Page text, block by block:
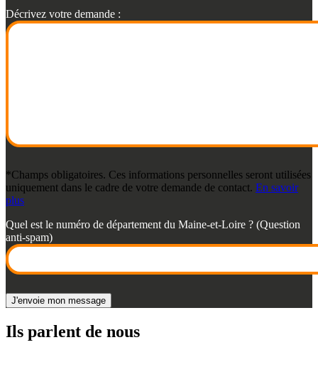
Décrivez votre demande :
*Champs obligatoires. Ces informations personnelles seront utilisées
uniquement dans le cadre de votre demande de contact. En savoir
plus
Quel est le numéro de département du Maine-et-Loire ? (Question
anti-spam)
Ils parlent de nous